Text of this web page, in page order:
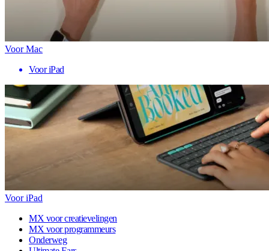
Voor Mac
Voor iPad
Voor iPad
MX voor creatievelingen
MX voor programmeurs
Onderweg